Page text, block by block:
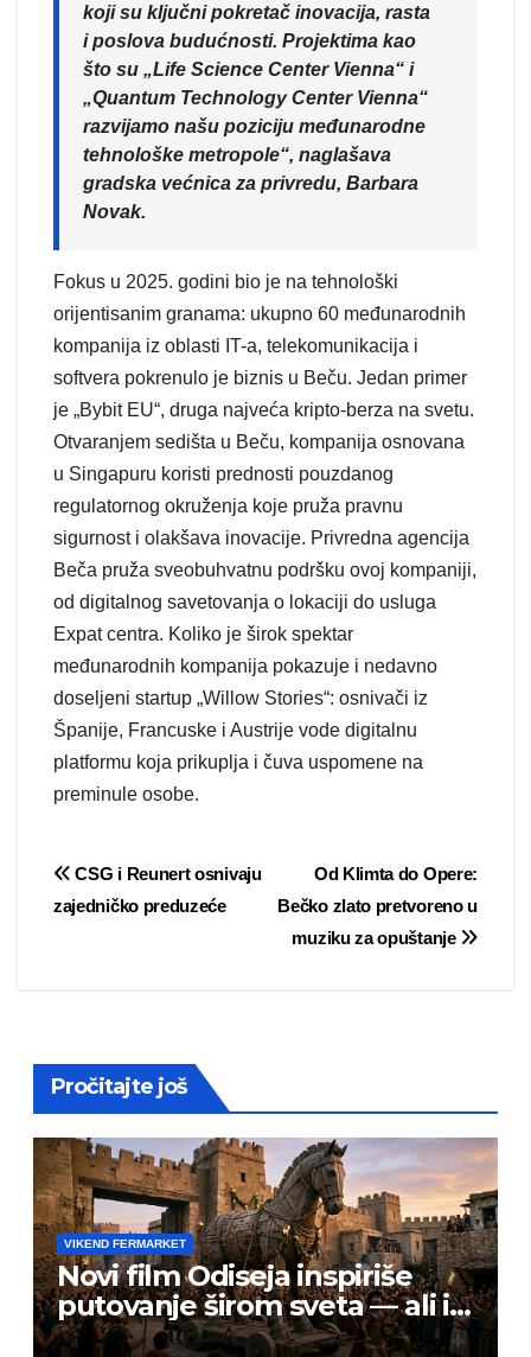
koji su ključni pokretač inovacija, rasta
i poslova budućnosti. Projektima kao
što su „Life Science Center Vienna“ i
„Quantum Technology Center Vienna“
razvijamo našu poziciju međunarodne
tehnološke metropole“, naglašava
gradska većnica za privredu, Barbara
Novak.
Fokus u 2025. godini bio je na tehnološki
orijentisanim granama: ukupno 60 međunarodnih
kompanija iz oblasti IT-a, telekomunikacija i
softvera pokrenulo je biznis u Beču. Jedan primer
je „Bybit EU“, druga najveća kripto-berza na svetu.
Otvaranjem sedišta u Beču, kompanija osnovana
u Singapuru koristi prednosti pouzdanog
regulatornog okruženja koje pruža pravnu
sigurnost i olakšava inovacije. Privredna agencija
Beča pruža sveobuhvatnu podršku ovoj kompaniji,
od digitalnog savetovanja o lokaciji do usluga
Expat centra. Koliko je širok spektar
međunarodnih kompanija pokazuje i nedavno
doseljeni startup „Willow Stories“: osnivači iz
Španije, Francuske i Austrije vode digitalnu
platformu koja prikuplja i čuva uspomene na
preminule osobe.
Post
navigation
Od Klimta do Opere:
Bečko zlato pretvoreno u
muziku za opuštanje
CSG i Reunert osnivaju
zajedničko preduzeće
Pročitajte još
VIKEND FERMARKET
Novi film Odiseja inspiriše
putovanje širom sveta — ali i
prevarante